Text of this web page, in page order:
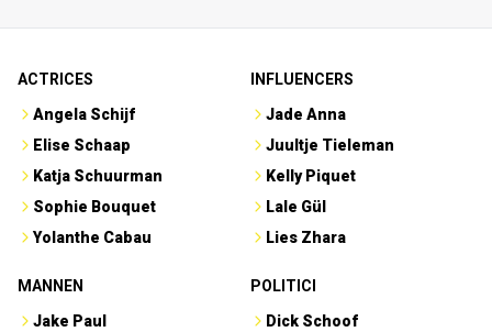
ACTRICES
Angela Schijf
Elise Schaap
Katja Schuurman
Sophie Bouquet
Yolanthe Cabau
INFLUENCERS
Jade Anna
Juultje Tieleman
Kelly Piquet
Lale Gül
Lies Zhara
MANNEN
Jake Paul
POLITICI
Dick Schoof